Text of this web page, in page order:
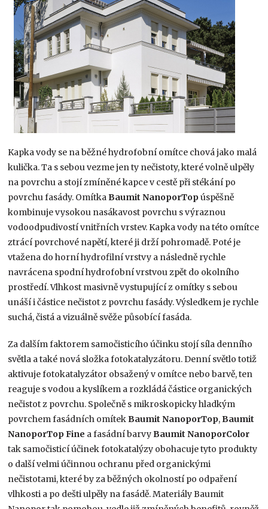
Kapka vody se na běžné hydrofobní omítce chová jako malá
kulička. Ta s sebou vezme jen ty nečistoty, které volně ulpěly
na povrchu a stojí zmíněné kapce v cestě při stékání po
povrchu fasády. Omítka Baumit NanoporTopúspěšně
kombinuje vysokou nasákavost povrchu s výraznou
vodoodpudivostí vnitřních vrstev. Kapka vody na této omítce
ztrácí povrchové napětí, které ji drží pohromadě. Poté je
vtažena do horní hydrofilní vrstvy a následně rychle
navrácena spodní hydrofobní vrstvou zpět do okolního
prostředí. Vlhkost masivně vystupující z omítky s sebou
unáší i částice nečistot z povrchu fasády. Výsledkem je rychle
suchá, čistá a vizuálně svěže působící fasáda.
Za dalším faktorem samočisticího účinku stojí síla denního
světla a také nová složka fotokatalyzátoru. Denní světlo totiž
aktivuje fotokatalyzátor obsažený v omítce nebo barvě, ten
reaguje s vodou a kyslíkem a rozkládá částice organických
nečistot z povrchu. Společně s mikroskopicky hladkým
povrchem fasádních omítek Baumit NanoporTop, Baumit
NanoporTop Fine a fasádní barvy Baumit NanoporColor
tak samočisticí účinek fotokatalýzy obohacuje tyto produkty
o další velmi účinnou ochranu před organickými
nečistotami, které by za běžných okolností po odpaření
vlhkosti a po dešti ulpěly na fasádě. Materiály Baumit